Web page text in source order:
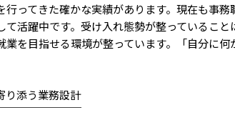
ってきた確かな実績があります。現在も事
活躍中です。受け入れ態勢が整っているこ
を目指せる環境が整っています。「自分に
り添う業務設計
￣￣￣￣￣￣￣